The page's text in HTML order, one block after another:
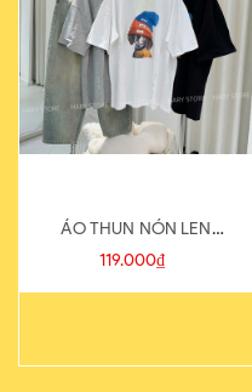
ÁO THUN NÓN LEN
821-1
119.000₫